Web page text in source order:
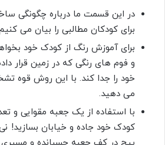
در این قسمت ما درباره چگونگی
برای کودکان مطالبی را بیان می
برای آموزش رنگ از کودک خود
و فوم های رنگی که در زمین قرار
خود را جدا کند. با این روش قوه
می دهید.
با استفاده از یک جعبه مقوایی و
کودک خود جاده و خیابان بسازید!